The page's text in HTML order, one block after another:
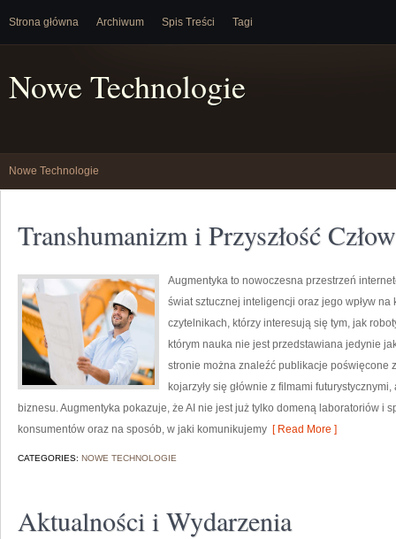
Strona główna Archiwum Spis Treści Tagi
Nowe Technologie
Nowe Technologie
Transhumanizm i Przyszłość
Augmentyka to nowoczesna przestrzeń
świat sztucznej inteligencji oraz jego wpływ na
czytelnikach, którzy interesują się tym, jak
którym nauka nie jest przedstawiana jedynie
stronie można znaleźć publikacje poświęcone
kojarzyły się głównie z filmami
biznesu. Augmentyka pokazuje, że AI nie jest już tylko domeną laboratoriów i
konsumentów oraz na sposób, w jaki komunikujemy [ Read More ]
CATEGORIES: NOWE TECHNOLOGIE
Aktualności i Wydarzenia